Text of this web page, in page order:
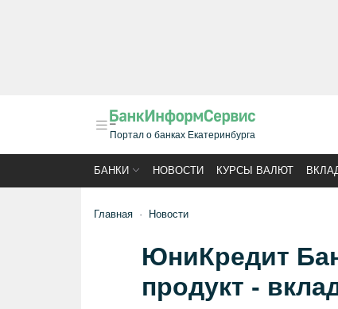
Портал о банках Екатеринбурга
БАНКИ НОВОСТИ КУРСЫ ВАЛЮТ
Главная Новости
ЮниКредит
продукт -